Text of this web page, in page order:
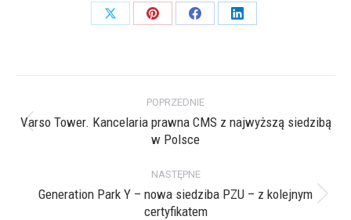
Share
Share
Share
Share
wpisów
POPRZEDNIE
Poprzedni
Varso Tower. Kancelaria prawna CMS z najwyższą siedzibą
w Polsce
NASTĘPNE
Następny
Generation Park Y – nowa siedziba PZU – z kolejnym
certyfikatem